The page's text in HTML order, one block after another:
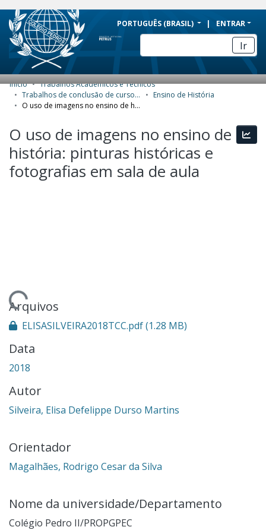
BRAZIL
Simplifique!
Comunica BR
Participe
Acesso à informação
Canais
PORTUGUÊS (BRASIL) ENTRAR
Ir
COMUNIDADES E COLEÇÕES
ESTATÍSTICAS
SOBRE
Início
Trabalhos Acadêmicos e Técnicos
Trabalhos de conclusão de curso de Especialização
Ensino de História
O uso de imagens no ensino de história: pinturas históricas e fotografias em sala de aula
O uso de imagens no ensino de
história: pinturas históricas e
fotografias em sala de aula
Arquivos
ELISASILVEIRA2018TCC.pdf(1.28 MB)
Data
2018
Autor
Silveira, Elisa Defelippe Durso Martins
Orientador
Magalhães, Rodrigo Cesar da Silva
Nome da universidade/Departamento
Colégio Pedro II/PROPGPEC